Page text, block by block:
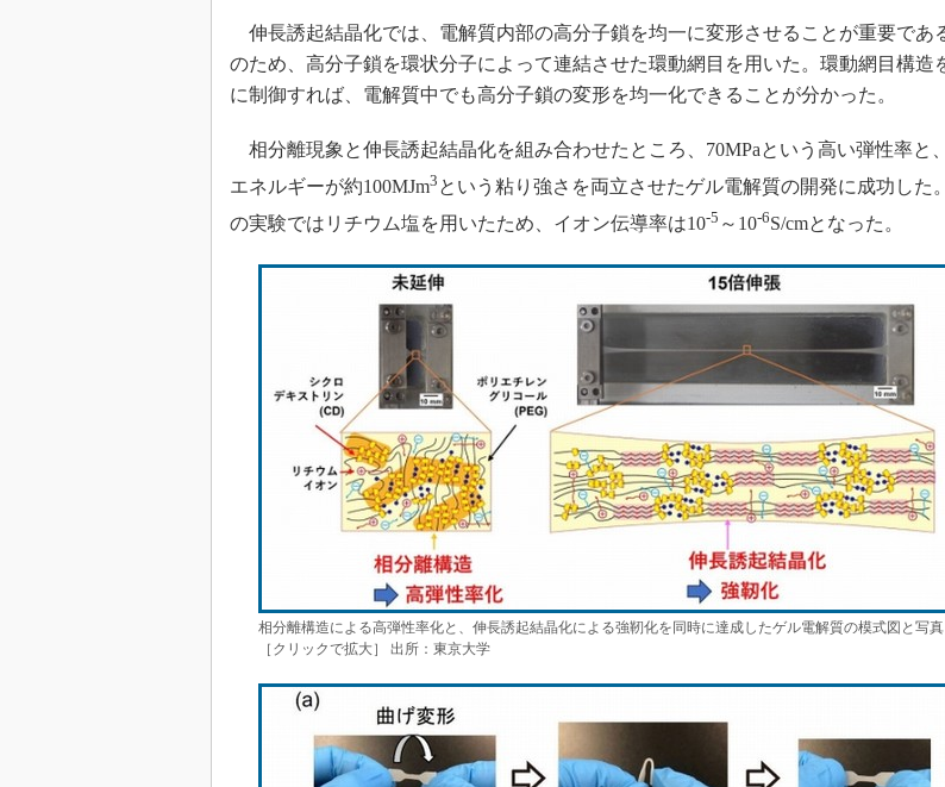
伸長誘起結晶化では、電解質内部の高分子鎖を均一に変形させることが重要であ
のため、高分子鎖を環状分子によって連結させた環動網目を用いた。環動網目構造
に制御すれば、電解質中でも高分子鎖の変形を均一化できることが分かった。
相分離現象と伸長誘起結晶化を組み合わせたところ、70MPaという高い弾性率と
エネルギーが約100MJm3 という粘り強さを両立させたゲル電解質の開発に成功した
の実験ではリチウム塩を用いたため、イオン伝導率は10-5 ～10-6S/cmとなった。
相分離構造による高弾性率化と、伸長誘起結晶化による強靭化を同時に達成したゲル電解質の模式図と写真
［クリックで拡大］ 出所：東京大学